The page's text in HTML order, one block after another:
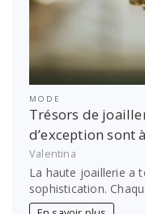
MODE
Trésors de
d’exception sont
Valentina
La haute joaillerie a
sophistication.